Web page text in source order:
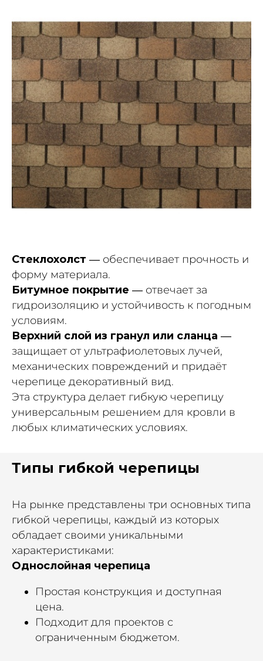
Стеклохолст — обеспечивает прочность и
форму материала.
Битумное покрытие — отвечает за
гидроизоляцию и устойчивость к погодным
условиям.
Верхний слой из гранул или сланца —
защищает от ультрафиолетовых лучей,
механических повреждений и придаёт
черепице декоративный вид.
Эта структура делает гибкую черепицу
универсальным решением для кровли в
любых климатических условиях.
Типы гибкой черепицы
На рынке представлены три основных типа
гибкой черепицы, каждый из которых
обладает своими уникальными
характеристиками:
Однослойная черепица
Простая конструкция и доступная
цена.
Подходит для проектов с
ограниченным бюджетом.